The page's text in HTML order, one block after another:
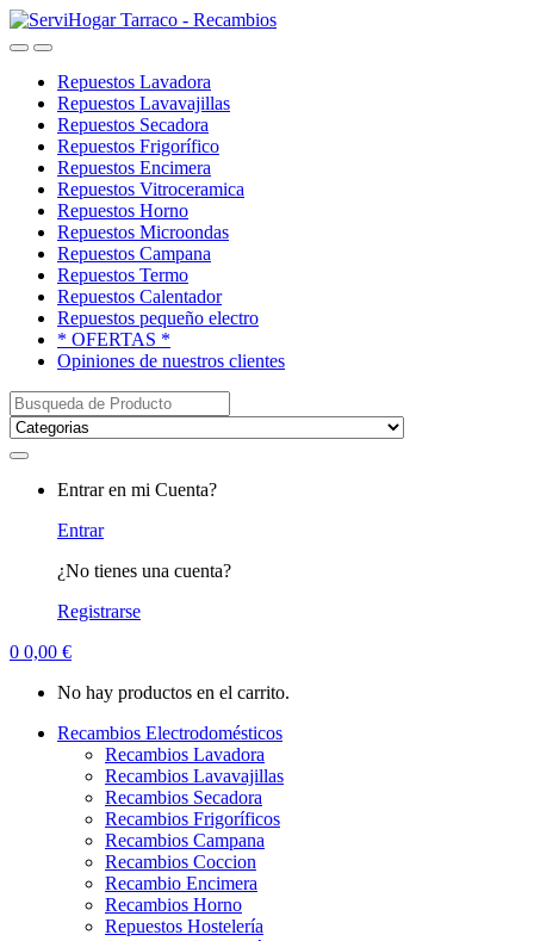
Saltar
a
saltar
al
OpenClose
Repuestos Lavadora
Repuestos Lavavajillas
Repuestos Secadora
Repuestos Frigorífico
Repuestos Encimera
Repuestos Vitroceramica
Repuestos Horno
Repuestos Microondas
Repuestos Campana
Repuestos Termo
Repuestos Calentador
Repuestos pequeño electro
* OFERTAS *
Opiniones de nuestros clientes
Buscar:
Entrar en mi Cuenta?
Entrar
¿No tienes una cuenta?
Registrarse
0 0,00 €
No hay productos en el carrito.
Recambios Electrodomésticos
Recambios Lavadora
Recambios Lavavajillas
Recambios Secadora
Recambios Frigoríficos
Recambios Campana
Recambios Coccion
Recambio Encimera
Recambios Horno
Repuestos Hostelería